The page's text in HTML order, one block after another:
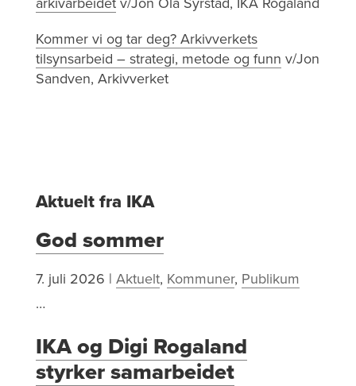
Kommer vi og tar deg? Arkivverkets
tilsynsarbeid – strategi, metode og funn v/Jon
Sandven, Arkivverket
Aktuelt fra IKA
God sommer
7. juli 2026 | Aktuelt, Kommuner, Publikum
…
IKA og Digi Rogaland
styrker samarbeidet